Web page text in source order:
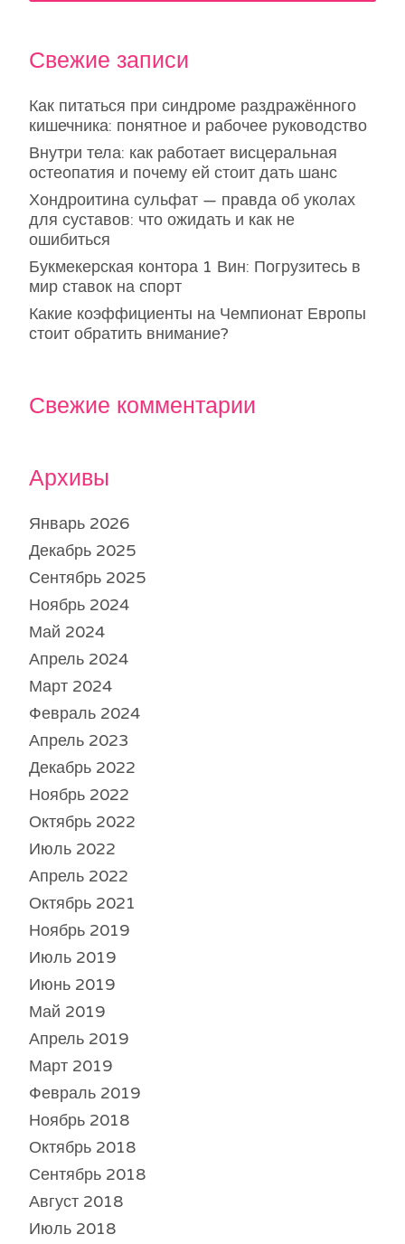
Свежие записи
Как питаться при синдроме раздражённого
кишечника: понятное и рабочее руководство
Внутри тела: как работает висцеральная
остеопатия и почему ей стоит дать шанс
Хондроитина сульфат — правда об уколах
для суставов: что ожидать и как не
ошибиться
Букмекерская контора 1 Вин: Погрузитесь в
мир ставок на спорт
Какие коэффициенты на Чемпионат Европы
стоит обратить внимание?
Свежие комментарии
Архивы
Январь 2026
Декабрь 2025
Сентябрь 2025
Ноябрь 2024
Май 2024
Апрель 2024
Март 2024
Февраль 2024
Апрель 2023
Декабрь 2022
Ноябрь 2022
Октябрь 2022
Июль 2022
Апрель 2022
Октябрь 2021
Ноябрь 2019
Июль 2019
Июнь 2019
Май 2019
Апрель 2019
Март 2019
Февраль 2019
Ноябрь 2018
Октябрь 2018
Сентябрь 2018
Август 2018
Июль 2018